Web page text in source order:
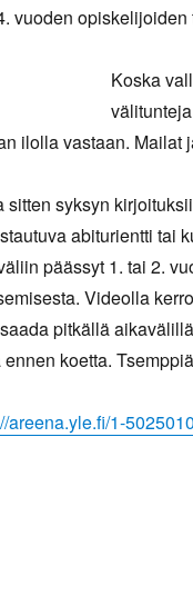
vuoden
Koska
ilolla vastaan. Mailat
sitten syksyn
abiturientti tai
päässyt 1. tai 2.
Videolla
pitkällä
ennen koetta.
areena.yle.fi/1-